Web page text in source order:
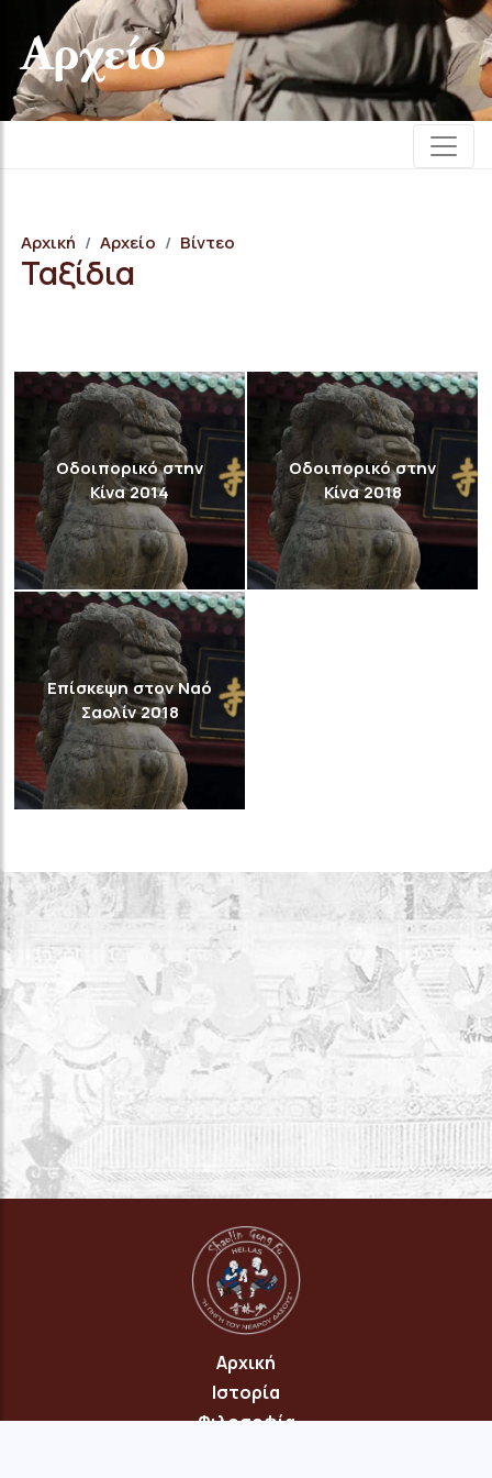
Αρχείο
Αρχική Αρχείο Βίντεο
Ταξίδια
Οδοιπορικό στην
Κίνα 2014
Οδοιπορικό στην
Κίνα 2018
Επίσκεψη στον Ναό
Σαολίν 2018
Αρχική
Ιστορία
Φιλοσοφία